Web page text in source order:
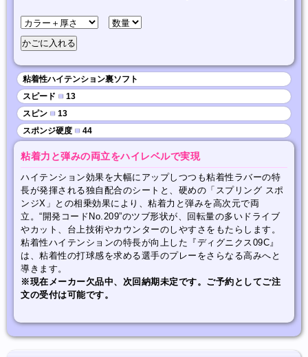
粘着性ハイテンション裏ソフト
スピード ■ 13
スピン ■ 13
スポンジ硬度 ■ 44
粘着力と弾みの両立をハイレベルで実現
ハイテンション効果を大幅にアップしつつも粘着性ラバーの特
長が発揮される独自配合のシートと、硬めの「スプリング スポ
ンジX」との相乗効果により、粘着力と弾みを高次元で両
立。“開発コードNo.209”のツブ形状が、回転量の多いドライブ
やカット、台上技術やカウンターのしやすさをもたらします。
粘着性ハイテンションの特長が向上した『ディグニクス09C』
は、粘着性の打球感を求める選手のプレーをさらなる高みへと
導きます。
※現在メーカー欠品中、次回納期未定です。ご予約としてご注
文の受付は可能です。